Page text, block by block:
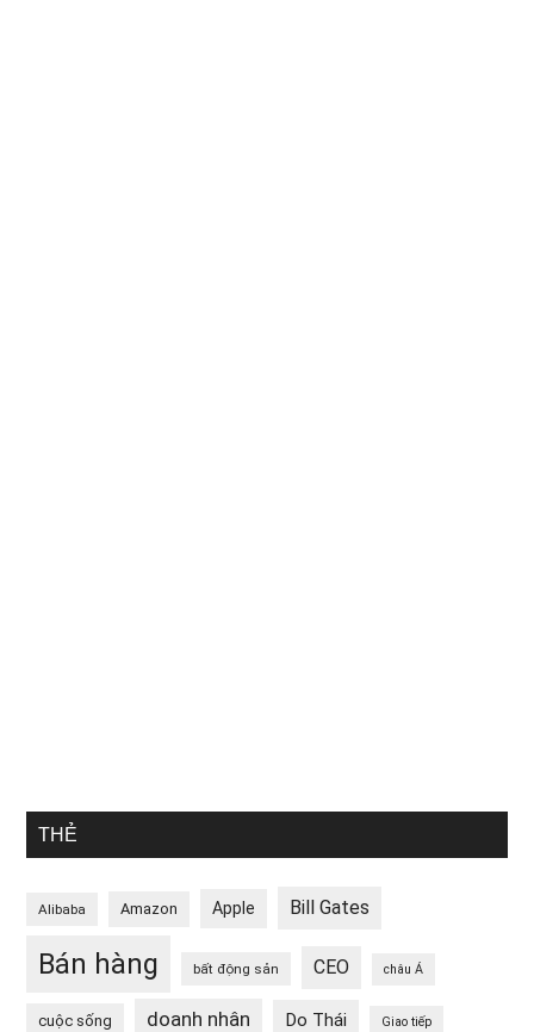
THẺ
Alibaba Amazon Apple Bill Gates
Bán hàng bất động sản CEO châu Á
cuộc sống doanh nhân Do Thái Giao tiếp